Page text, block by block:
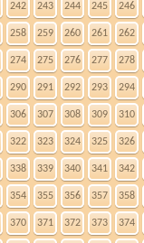
242 243 244 245 246
258 259 260 261 262
274 275 276 277 278
290 291 292 293 294
306 307 308 309 310
322 323 324 325 326
338 339 340 341 342
354 355 356 357 358
370 371 372 373 374